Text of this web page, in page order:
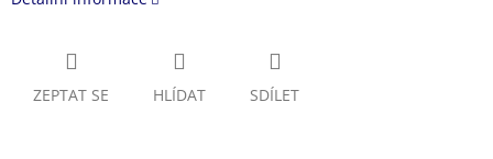
ZEPTAT SE HLÍDAT SDÍLET